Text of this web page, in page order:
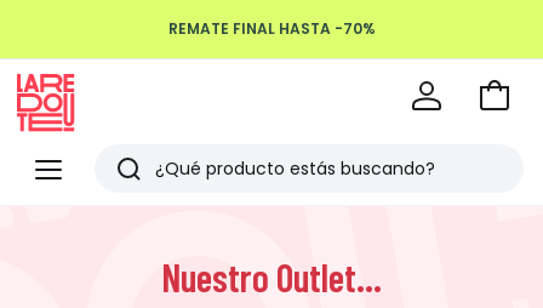
REMATE FINAL HASTA -70%
Menu
Redoute
Buscar
Últimos
vistos
Ir
Nuestro Outlet...